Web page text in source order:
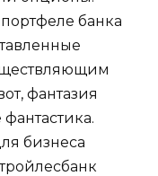
банка
фантазия
бизнеса